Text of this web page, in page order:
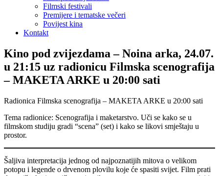
Filmski festivali
Premijere i tematske večeri
Povijest kina
Kontakt
Kino pod zvijezdama – Noina arka, 24.07.
u 21:15 uz radionicu Filmska scenografija
– MAKETA ARKE u 20:00 sati
Radionica Filmska scenografija – MAKETA ARKE u 20:00 sati
Tema radionice: Scenografija i maketarstvo. Uči se kako se u
filmskom studiju gradi “scena” (set) i kako se likovi smještaju u
prostor.
Šaljiva interpretacija jednog od najpoznatijih mitova o velikom
potopu i legende o drvenom plovilu koje će spasiti svijet. Film prati